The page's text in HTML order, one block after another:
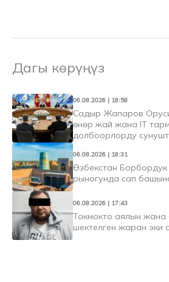
Дагы көрүңүз
06.08.2026 | 18:58
Садыр Жапаров
өнөр жай жана IT
долбоорлорду
06.08.2026 | 18:31
Өзбекстан Борбордук
рыногунда сап
06.08.2026 | 17:43
Токмокто аялын
шектелген жаран эки